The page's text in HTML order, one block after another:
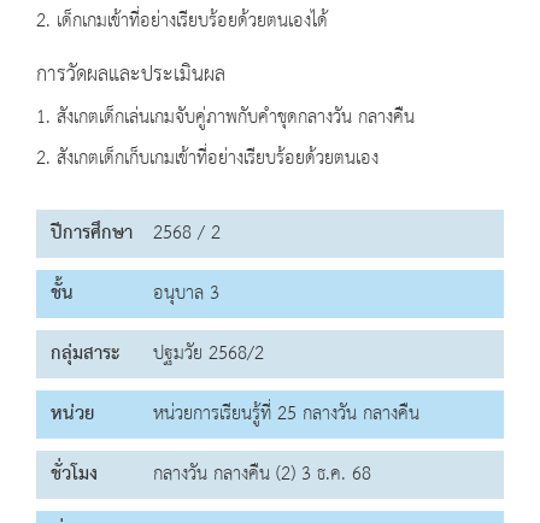
2. เด็กเกมเข้าที่อย่างเรียบร้อยด้วยตนเองได้
การวัดผลและประเมินผล
1. สังเกตเด็กเล่นเกมจับคู่ภาพกับคำชุดกลางวัน กลางคืน
2. สังเกตเด็กเก็บเกมเข้าที่อย่างเรียบร้อยด้วยตนเอง
ปีการศึกษา 2568 / 2
ชั้น
อนุบาล 3
กลุ่มสาระ
ปฐมวัย 2568/2
หน่วย
หน่วยการเรียนรู้ที่ 25 กลางวัน กลางคืน
ชั่วโมง
กลางวัน กลางคืน (2) 3 ธ.ค. 68